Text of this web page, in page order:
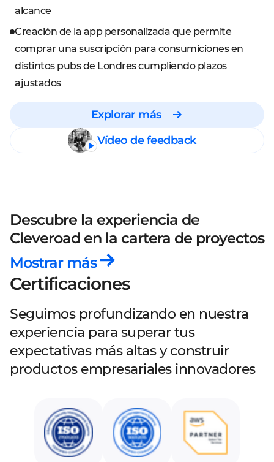
alcance
Creación de la app personalizada que permite
comprar una suscripción para consumiciones en
distintos pubs de Londres cumpliendo plazos
ajustados
Explorar más
Vídeo de feedback
Descubre la experiencia de
Cleveroad en la cartera de proyectos
Mostrar más
Certificaciones
Seguimos profundizando en nuestra
experiencia para superar tus
expectativas más altas y construir
productos empresariales innovadores